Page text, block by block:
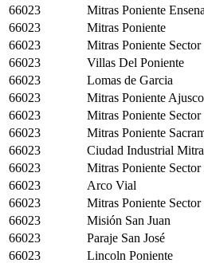
66023
Mitras Poniente
66023
Mitras Poniente
66023
Mitras Poniente Sector
66023
Villas Del Poniente
66023
Lomas de Garcia
66023
Mitras Poniente Ajusco
66023
Mitras Poniente Sector
66023
Mitras Poniente
66023
Ciudad Industrial
66023
Mitras Poniente Sector
66023
Arco Vial
66023
Mitras Poniente
66023
Misión San Juan
66023
Paraje San José
66023
Lincoln Poniente